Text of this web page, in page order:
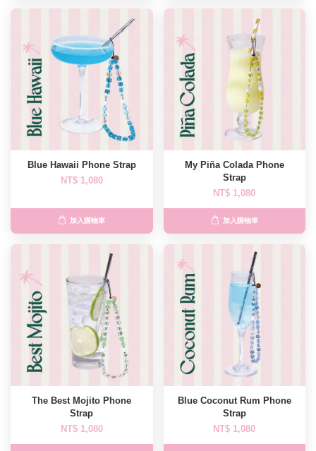
Blue Hawaii Phone Strap
NT$ 1,080
加入購物車
My Piña Colada Phone
Strap
NT$ 1,080
加入購物車
The Best Mojito Phone
Strap
NT$ 1,080
Blue Coconut Rum Phone
Strap
NT$ 1,080